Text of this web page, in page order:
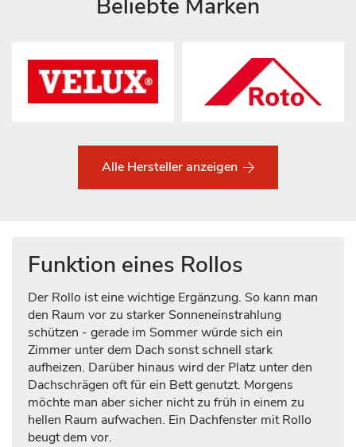
Beliebte Marken
Alle Hersteller anzeigen
Funktion eines Rollos
Der Rollo ist eine wichtige Ergänzung. So kann man
den Raum vor zu starker Sonneneinstrahlung
schützen - gerade im Sommer würde sich ein
Zimmer unter dem Dach sonst schnell stark
aufheizen. Darüber hinaus wird der Platz unter den
Dachschrägen oft für ein Bett genutzt. Morgens
möchte man aber sicher nicht zu früh in einem zu
hellen Raum aufwachen. Ein Dachfenster mit Rollo
beugt dem vor.